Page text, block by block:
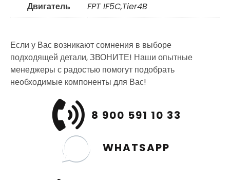
Двигатель
FPT IF5C,Tier4B
Если у Вас возникают сомнения в выборе
подходящей детали, ЗВОНИТЕ! Наши опытные
менеджеры с радостью помогут подобрать
необходимые компоненты для Вас!
8 900 591 10 33
WHATSAPP